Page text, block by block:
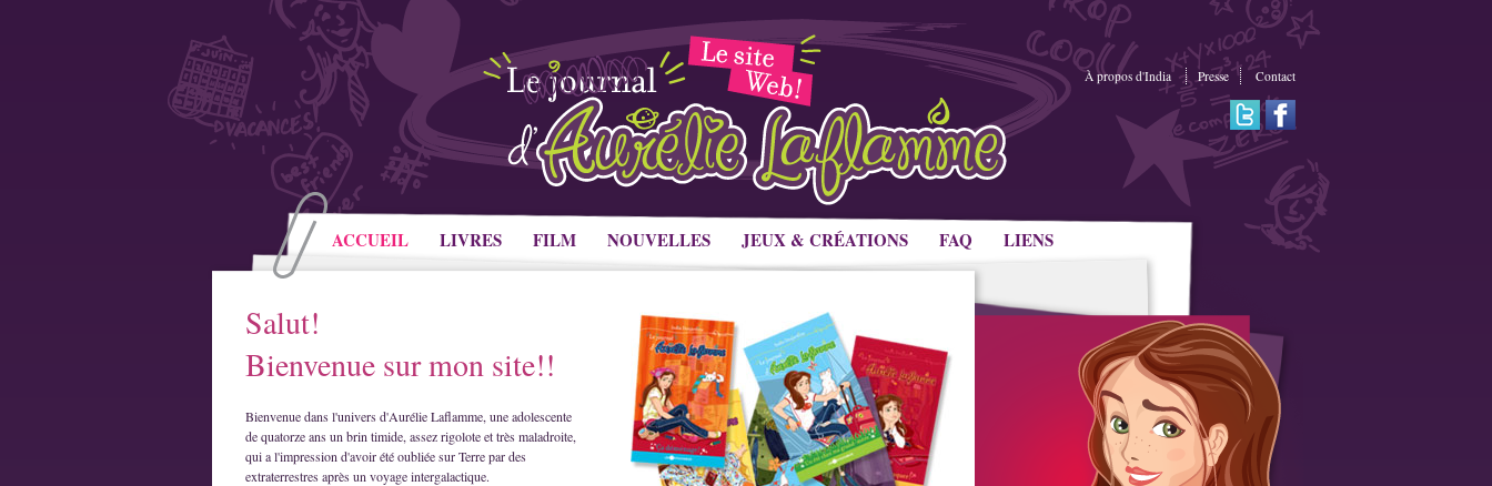
ACCUEIL LIVRES FILM NOUVELLES JEUX & CRÉATIONS FAQ LIENS
À propos d'India Presse Contact
Salut!
Bienvenue sur mon site!!
Bienvenue dans l'univers d'Aurélie Laflamme, une adolescente
de quatorze ans un brin timide, assez rigolote et très maladroite,
qui a l'impression d'avoir été oubliée sur Terre par des
extraterrestres après un voyage intergalactique.